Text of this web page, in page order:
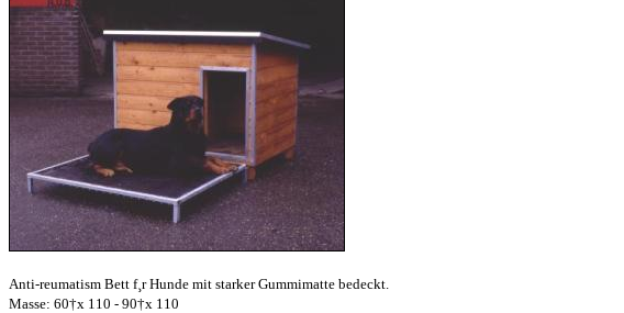
Anti-reumatism Bett f¸r Hunde mit starker Gummimatte bedeckt.
Masse: 60†x 110 - 90†x 110